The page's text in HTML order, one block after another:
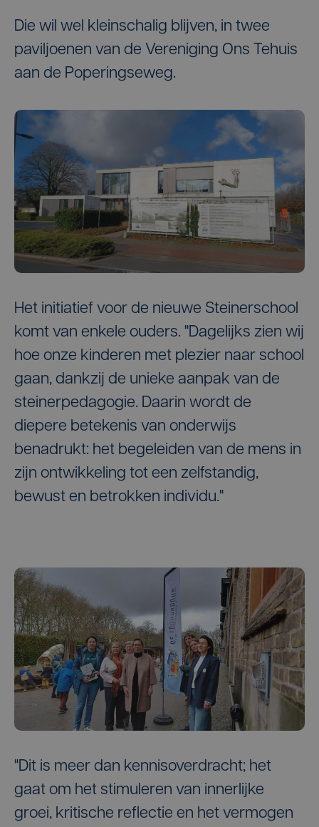
Die wil wel kleinschalig blijven, in twee
paviljoenen van de Vereniging Ons Tehuis
aan de Poperingseweg.
Het initiatief voor de nieuwe Steinerschool
komt van enkele ouders. "Dagelijks zien wij
hoe onze kinderen met plezier naar school
gaan, dankzij de unieke aanpak van de
steinerpedagogie. Daarin wordt de
diepere betekenis van onderwijs
benadrukt: het begeleiden van de mens in
zijn ontwikkeling tot een zelfstandig,
bewust en betrokken individu."
"Dit is meer dan kennisoverdracht; het
gaat om het stimuleren van innerlijke
groei, kritische reflectie en het vermogen